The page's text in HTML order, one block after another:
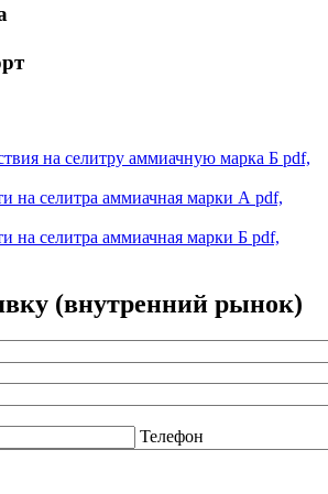
на селитру аммиачную марка Б pdf,
на селитра аммиачная марки А pdf,
на селитра аммиачная марки Б pdf,
(внутренний рынок)
Телефон